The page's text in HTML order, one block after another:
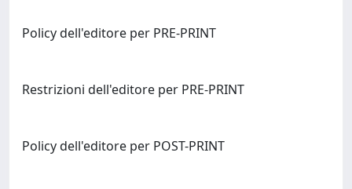
Policy dell'editore per PRE-PRINT
Restrizioni dell'editore per PRE-PRINT
Policy dell'editore per POST-PRINT